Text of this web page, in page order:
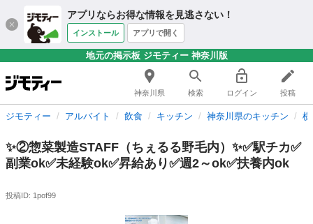
アプリならお得な情報を見逃さない！
インストール アプリで開く
地元の掲示板 ジモティー 神奈川版
神奈川県 検索 ログイン 投稿
ジモティー アルバイト 飲食 キッチン 神奈川県のキッチン
✨②惣菜製造STAFF（ちぇるる野毛内）✨✅駅チカ✅
副業ok✅未経験ok✅昇給あり✅週2～ok✅扶養内ok
投稿ID: 1pof99